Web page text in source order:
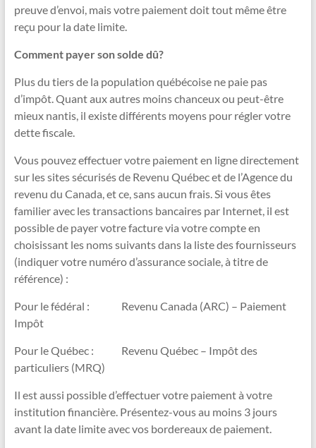
preuve d’envoi, mais votre paiement doit tout même être
reçu pour la date limite.
Comment payer son solde dû?
Plus du tiers de la population québécoise ne paie pas
d’impôt. Quant aux autres moins chanceux ou peut-être
mieux nantis, il existe différents moyens pour régler votre
dette fiscale.
Vous pouvez effectuer votre paiement en ligne directement
sur les sites sécurisés de Revenu Québec et de l’Agence du
revenu du Canada, et ce, sans aucun frais. Si vous êtes
familier avec les transactions bancaires par Internet, il est
possible de payer votre facture via votre compte en
choisissant les noms suivants dans la liste des fournisseurs
(indiquer votre numéro d’assurance sociale, à titre de
référence) :
Pour le fédéral : Revenu Canada (ARC) – Paiement
Impôt
Pour le Québec : Revenu Québec – Impôt des
particuliers (MRQ)
Il est aussi possible d’effectuer votre paiement à votre
institution financière. Présentez-vous au moins 3 jours
avant la date limite avec vos bordereaux de paiement.